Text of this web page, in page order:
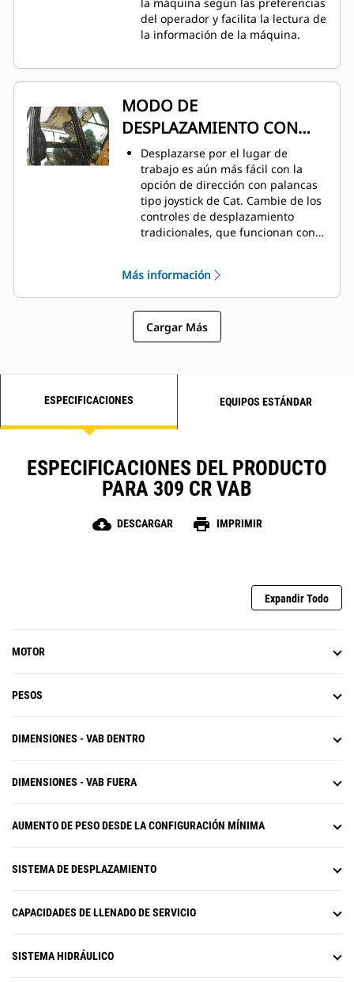
la máquina según las preferencias
del operador y facilita la lectura de
la información de la máquina.
MODO DE
DESPLAZAMIENTO CON
DIRECCIÓN CON
PALANCAS TIPO JOYSTICK
Desplazarse por el lugar de
trabajo es aún más fácil con la
opción de dirección con palancas
tipo joystick de Cat. Cambie de los
controles de desplazamiento
tradicionales, que funcionan con
y con solo pulsar un botón. Las
ventajas de un menor esfuerzo y
un control mejorado están en sus
manos.
Más información
Cargar Más
ESPECIFICACIONES EQUIPOS ESTÁNDAR
ESPECIFICACIONES DEL PRODUCTO
PARA 309 CR VAB
cloud_download DESCARGAR print IMPRIMIR
Expandir Todo
MOTOR
PESOS
DIMENSIONES - VAB DENTRO
DIMENSIONES - VAB FUERA
AUMENTO DE PESO DESDE LA CONFIGURACIÓN MÍNIMA
SISTEMA DE DESPLAZAMIENTO
CAPACIDADES DE LLENADO DE SERVICIO
SISTEMA HIDRÁULICO